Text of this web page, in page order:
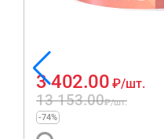
13 153.00₽/шт.
3 402.00 ₽/шт.
-74%